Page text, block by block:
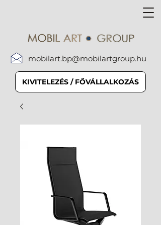
mobilart.bp@mobilartgroup.hu
KIVITELEZÉS / FŐVÁLLALKOZÁS